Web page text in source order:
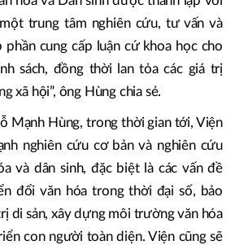
trung tâm nghiên cứu, tư vấn và
cung cấp luận cứ khoa học cho
sách, đồng thời lan tỏa các giá trị
xã hội”, ông Hùng chia sẻ.
Mạnh Hùng, trong thời gian tới, Viện
nghiên cứu cơ bản và nghiên cứu
và dân sinh, đặc biệt là các vấn đề
đổi văn hóa trong thời đại số, bảo
di sản, xây dựng môi trường văn hóa
con người toàn diện. Viện cũng sẽ